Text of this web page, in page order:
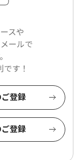
スや
ールで
す！
登録
登録